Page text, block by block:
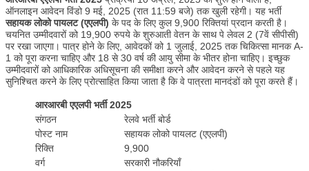
ऑनलाइन आवेदन विंडो 9 मई, 2025 (रात 11:59 बजे) तक खुली रहेगी। यह भर्ती
सहायक लोको पायलट (एएलपी) के पद के लिए कुल 9,900 रिक्तियां प्रदान करती है।
चयनित उम्मीदवारों को 19,900 रुपये के शुरुआती वेतन के साथ पे लेवल 2 (7वें सीपीसी)
पर रखा जाएगा। पात्र होने के लिए, आवेदकों को 1 जुलाई, 2025 तक चिकित्सा मानक A-
1 को पूरा करना चाहिए और 18 से 30 वर्ष की आयु सीमा के भीतर होना चाहिए। इच्छुक
उम्मीदवारों को आधिकारिक अधिसूचना की समीक्षा करने और आवेदन करने से पहले यह
सुनिश्चित करने के लिए प्रोत्साहित किया जाता है कि वे पात्रता मानदंडों को पूरा करते हैं।
आरआरबी एएलपी भर्ती 2025
संगठन
रेलवे भर्ती बोर्ड
पोस्ट नाम
सहायक लोको पायलट (एएलपी)
रिक्ति
9,900
वर्ग
सरकारी नौकरियाँ